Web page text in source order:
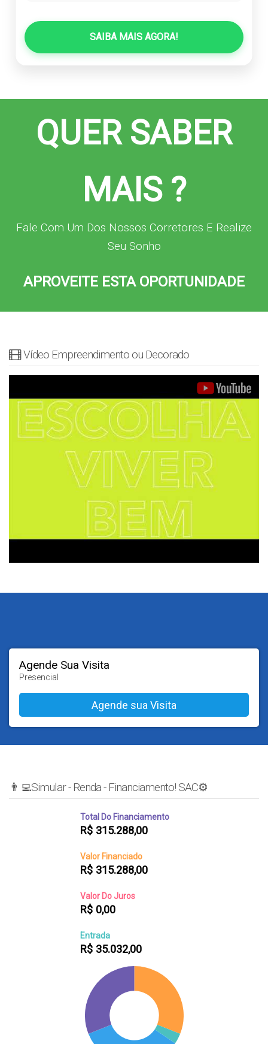
SAIBA MAIS AGORA!
QUER SABER
MAIS ?
Fale Com Um Dos Nossos Corretores E Realize
Seu Sonho
APROVEITE ESTA OPORTUNIDADE
Vídeo Empreendimento ou Decorado
Agende Sua Visita
Presencial
👨‍💻Simular - Renda - Financiamento! SAC⚙️
Total Do Financiamento
R$ 315.288,00
Valor Financiado
R$ 315.288,00
Valor Do Juros
R$ 0,00
Entrada
R$ 35.032,00